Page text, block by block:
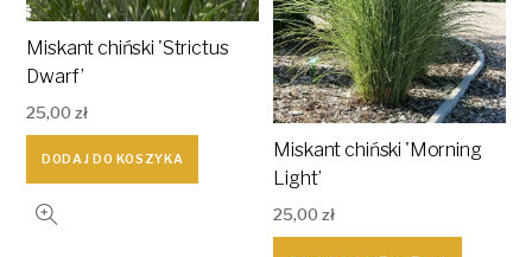
Miskant chiński 'Strictus
Dwarf’
25,00zł
DODAJ DO KOSZYKA
Miskant chiński 'Morning
Light’
25,00zł